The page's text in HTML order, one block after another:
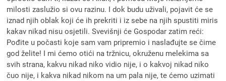
milosti zaslužio si ovu razinu. I dok budu uživali, pojavit će se
iznad njih oblak koji će ih prekriti i iz sebe na njih spustiti miris
kakav nikad nisu osjetili. Svevišnji će Gospodar zatim reći:
Pođite u počasti koje sam vam pripremio i naslađujte se čime
god želite! I mi ćemo otići na tržnicu, okruženu melekima sa
svih strana, kakvu nikad niko vidio nije, i o kakvoj nikad niko
čuo nije, i kakva nikad nikom na um pala nije, te ćemo uzimati